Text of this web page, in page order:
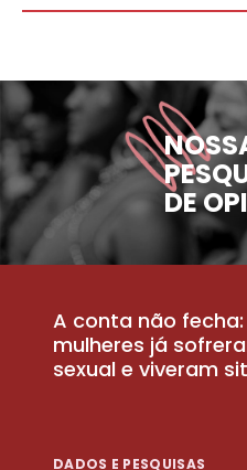
DE
A conta não
mulheres já
sexual e viveram
DADOS E PESQUISAS